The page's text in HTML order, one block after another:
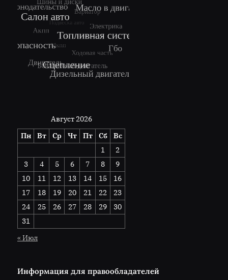
Август 2026
Пн
Вт Ср Чт Пт Сб
Вс
1
2
3
4 5 6 7 8
9
10
11 12 13 14 15
16
17
18 19 20 21 22
23
24
25 26 27 28 29
30
31
« Июл
Информация для правообладателей